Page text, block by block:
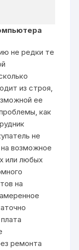
не редки те
из строя,
ее
как
не
возможное
или любых
на
ремонта